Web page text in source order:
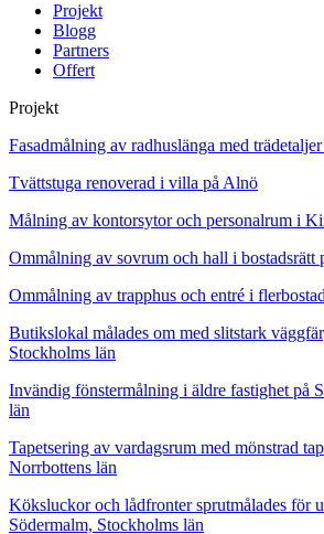
Projekt
Blogg
Partners
Offert
Projekt
Fasadmålning av radhuslänga med
Tvättstuga renoverad i villa på Alnö
Målning av kontorsytor och personalrum i
Ommålning av sovrum och hall i bostadsrätt
Ommålning av trapphus och entré i
Butikslokal målades om med slitstark
Stockholms län
Invändig fönstermålning i äldre fastighet på
län
Tapetsering av vardagsrum med mönstrad
Norrbottens län
Köksluckor och lådfronter sprutmålades för
Södermalm, Stockholms län